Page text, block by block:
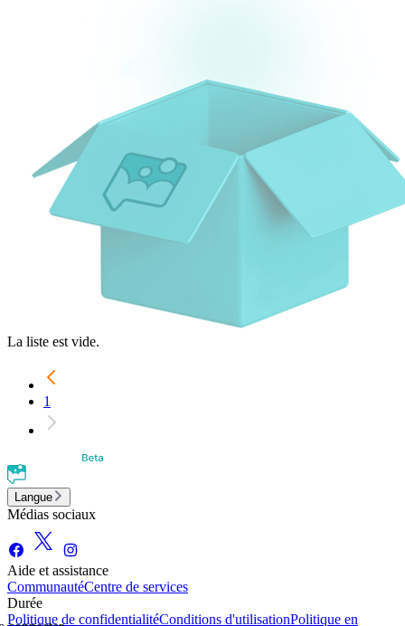
La liste est vide.
1
Langue
Médias sociaux
Aide et assistance
CommunautéCentre de services
Durée
Politique de confidentialitéConditions d'utilisationPolitique en